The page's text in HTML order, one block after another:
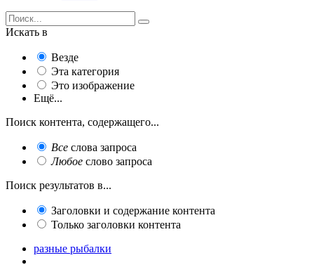
Искать в
Везде
Эта категория
Это изображение
Ещё...
Поиск контента, содержащего...
Все слова запроса
Любое слово запроса
Поиск результатов в...
Заголовки и содержание контента
Только заголовки контента
разные рыбалки